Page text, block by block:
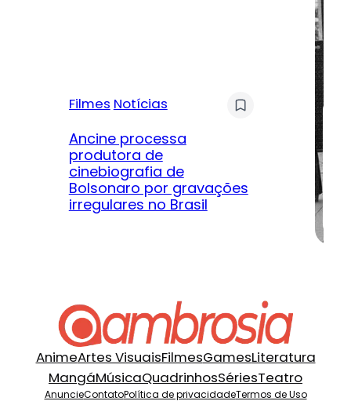
Filmes Notícias
Ancine processa
produtora de
cinebiografia de
Bolsonaro por gravações
irregulares no Brasil
AnimeArtes VisuaisFilmesGamesLiteratura
MangáMúsicaQuadrinhosSériesTeatro
AnuncieContatoPolítica de privacidadeTermos de Uso